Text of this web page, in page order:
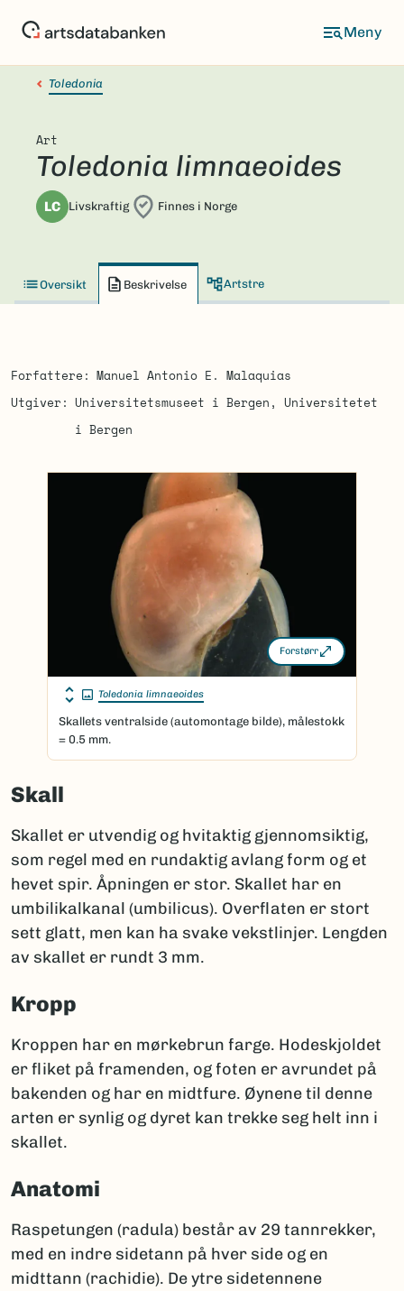
Toledonia
Art
Toledonia limnaeoides
LC Livskraftig Finnes i Norge
Oversikt Beskrivelse Artstre
Forfattere
Manuel Antonio E. Malaquias
Utgiver
Universitetsmuseet i Bergen, Universitetet
i Bergen
Forstørr
Toledonia limnaeoides
Skallets ventralside (automontage bilde), målestokk
= 0.5 mm.
Skall
Skallet er utvendig og hvitaktig gjennomsiktig,
som regel med en rundaktig avlang form og et
hevet spir. Åpningen er stor. Skallet har en
umbilikalkanal (umbilicus). Overflaten er stort
sett glatt, men kan ha svake vekstlinjer. Lengden
av skallet er rundt 3 mm.
Kropp
Kroppen har en mørkebrun farge. Hodeskjoldet
er fliket på framenden, og foten er avrundet på
bakenden og har en midtfure. Øynene til denne
arten er synlig og dyret kan trekke seg helt inn i
skallet.
Anatomi
Raspetungen (radula) består av 29 tannrekker,
med en indre sidetann på hver side og en
midttann (rachidie). De ytre sidetennene